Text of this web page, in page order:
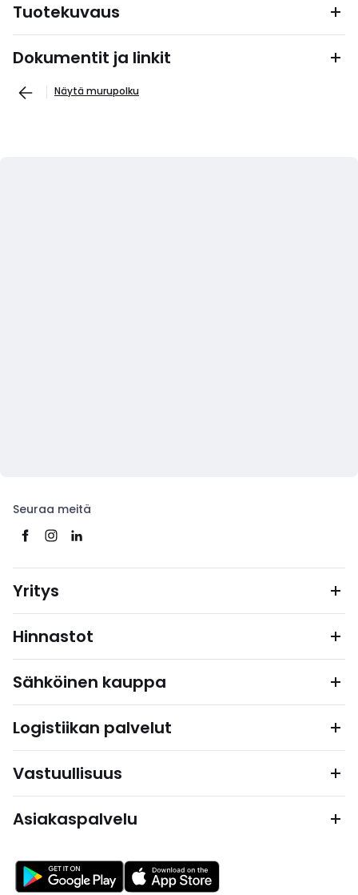
Tuotekuvaus
Dokumentit ja linkit
Näytä murupolku
Seuraa meitä
Yritys
Hinnastot
Sähköinen kauppa
Logistiikan palvelut
Vastuullisuus
Asiakaspalvelu